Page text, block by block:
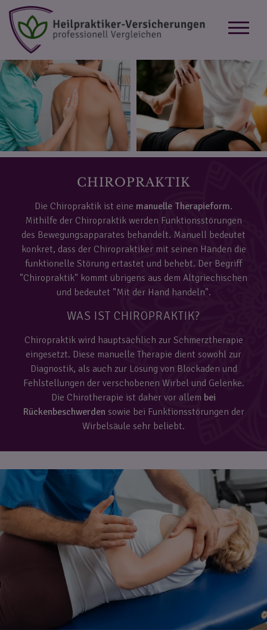
CHIROPRAKTIK
Die Chiropraktik ist eine manuelle Therapieform.
Mithilfe der Chiropraktik werden Funktionsstörungen
des Bewegungsapparates behandelt. Manuell bedeutet
konkret, dass der Chiropraktiker mit seinen Händen die
funktionelle Störung ertastet und behebt. Der Begriff
"Chiropraktik" kommt übrigens aus dem Altgriechischen
und bedeutet "Mit der Hand handeln".
WAS IST CHIROPRAKTIK?
Chiropraktik wird hauptsächlich zur Schmerztherapie
eingesetzt. Diese manuelle Therapie dient sowohl zur
Diagnostik, als auch zur Lösung von Blockaden und
Fehlstellungen der verschobenen Wirbel und Gelenke.
Die Chirotherapie ist daher vor allem bei
Rückenbeschwerden sowie bei Funktionsstörungen der
Wirbelsäule sehr beliebt.